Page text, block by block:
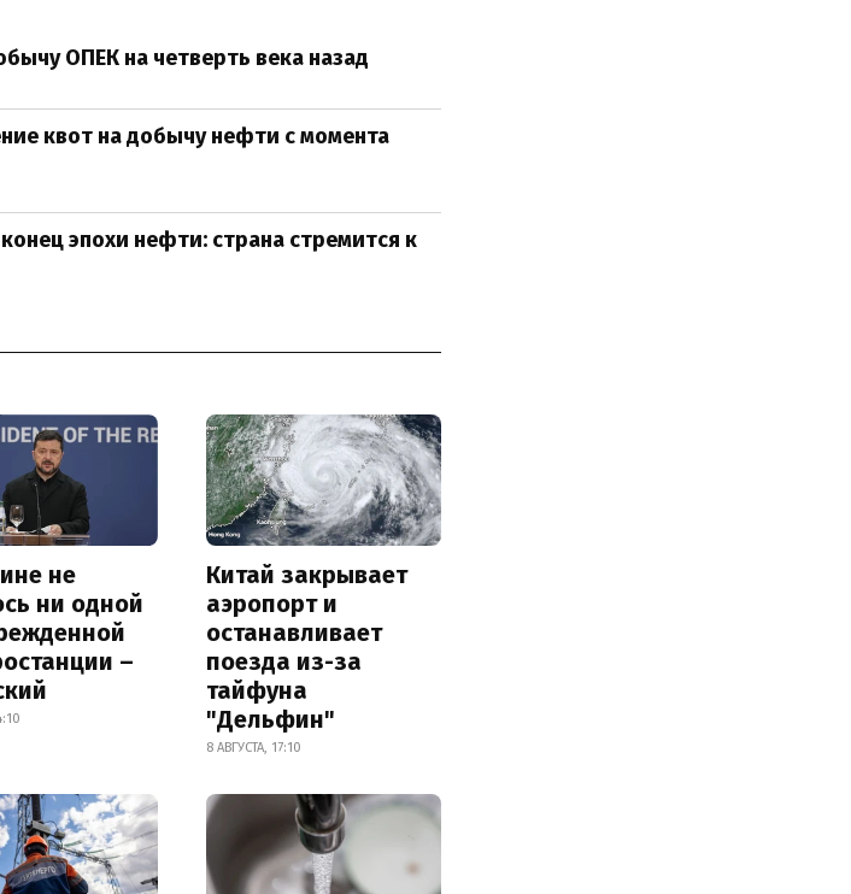
ОПЕК на четверть века назад
квот на добычу нефти с момента
эпохи нефти: страна стремится к
не
ни одной
–
Китай закрывает
аэропорт и
останавливает
поезда из-за
тайфуна
"Дельфин"
8 АВГУСТА, 17:10